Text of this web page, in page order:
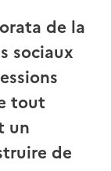
de la
sociaux
tout
un
de